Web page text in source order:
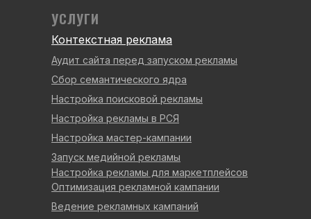
УСЛУГИ
Контекстная реклама
Аудит сайта перед запуском рекламы
Сбор семантического ядра
Настройка поисковой рекламы
Настройка рекламы в РСЯ
Настройка мастер-кампании
Запуск медийной рекламы
Настройка рекламы для маркетплейсов
Оптимизация рекламной кампании
Ведение рекламных кампаний